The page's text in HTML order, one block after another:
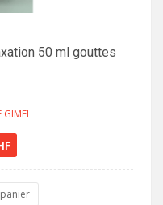
50 ml gouttes
GIMEL